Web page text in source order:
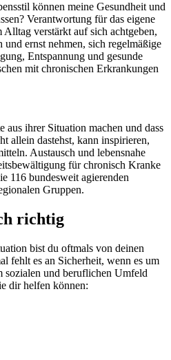
können meine Gesundheit und
Verantwortung für das eigene
verstärkt auf sich achtgeben,
ernst nehmen, sich regelmäßige
Entspannung und gesunde
mit chronischen Erkrankungen
aus ihrer Situation machen und dass
allein dastehst, kann inspirieren,
Austausch und lebensnahe
für chronisch Kranke
116 bundesweit agierenden
Gruppen.
richtig
bist du oftmals von deinen
fehlt es an Sicherheit, wenn es um
sozialen und beruflichen Umfeld
dir helfen können: